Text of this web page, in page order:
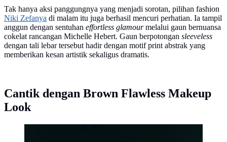
Tak hanya aksi panggungnya yang menjadi sorotan, pilihan fashion
Niki Zefanya di malam itu juga berhasil mencuri perhatian. Ia tampil
anggun dengan sentuhan effortless glamourmelalui gaun bernuansa
cokelat rancangan Michelle Hebert. Gaun berpotongan sleeveless
dengan tali lebar tersebut hadir dengan motif print abstrak yang
memberikan kesan artistik sekaligus dramatis.
Cantik dengan Brown Flawless Makeup
Look